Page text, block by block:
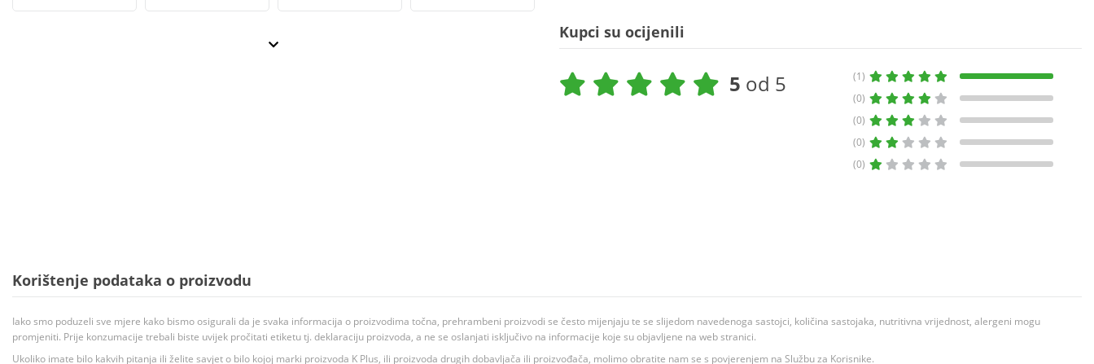
Kupci su ocijenili
5 od 5
(1)
(0)
(0)
(0)
(0)
Korištenje podataka o proizvodu
Iako smo poduzeli sve mjere kako bismo osigurali da je svaka informacija o proizvodima točna, prehrambeni proizvodi se često mijenjaju te se slijedom navedenoga sastojci, količina sastojaka, nutritivna vrijednost, alergeni mogu
promjeniti. Prije konzumacije trebali biste uvijek pročitati etiketu tj. deklaraciju proizvoda, a ne se oslanjati isključivo na informacije koje su objavljene na web stranici.
Ukoliko imate bilo kakvih pitanja ili želite savjet o bilo kojoj marki proizvoda K Plus, ili proizvoda drugih dobavljača ili proizvođača, molimo obratite nam se s povjerenjem na Službu za Korisnike.